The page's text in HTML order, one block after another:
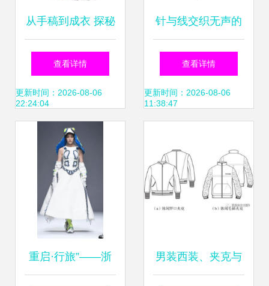
从手稿到成衣 探秘
婚纱设计的灵魂与
工艺
查看详情
更新时间：2026-08-06
22:24:04
针与线交织无声的
诗 服装设计的原点
思考
查看详情
更新时间：2026-08-06
11:38:47
重启·行旅”——浙 男装西装、夹克与